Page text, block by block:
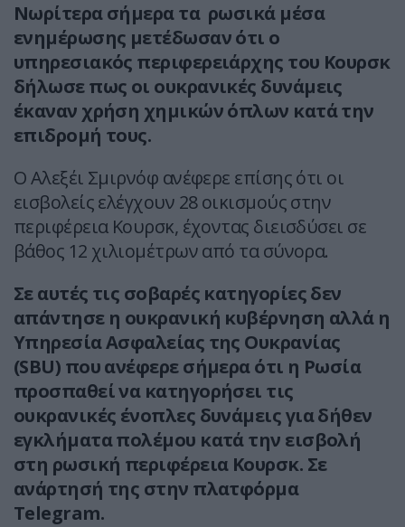
Νωρίτερα σήμερα τα ρωσικά μέσα
ενημέρωσης μετέδωσαν ότι ο
υπηρεσιακός περιφερειάρχης του Κουρσκ
δήλωσε πως οι ουκρανικές δυνάμεις
έκαναν χρήση χημικών όπλων κατά την
επιδρομή τους.
Ο Αλεξέι Σμιρνόφ ανέφερε επίσης ότι οι
εισβολείς ελέγχουν 28 οικισμούς στην
περιφέρεια Κουρσκ, έχοντας διεισδύσει σε
βάθος 12 χιλιομέτρων από τα σύνορα.
Σε αυτές τις σοβαρές κατηγορίες δεν
απάντησε η ουκρανική κυβέρνηση αλλά η
Υπηρεσία Ασφαλείας της Ουκρανίας
(SBU) που ανέφερε σήμερα ότι η Ρωσία
προσπαθεί να κατηγορήσει τις
ουκρανικές ένοπλες δυνάμεις για δήθεν
εγκλήματα πολέμου κατά την εισβολή
στη ρωσική περιφέρεια Κουρσκ. Σε
ανάρτησή της στην πλατφόρμα
Telegram.